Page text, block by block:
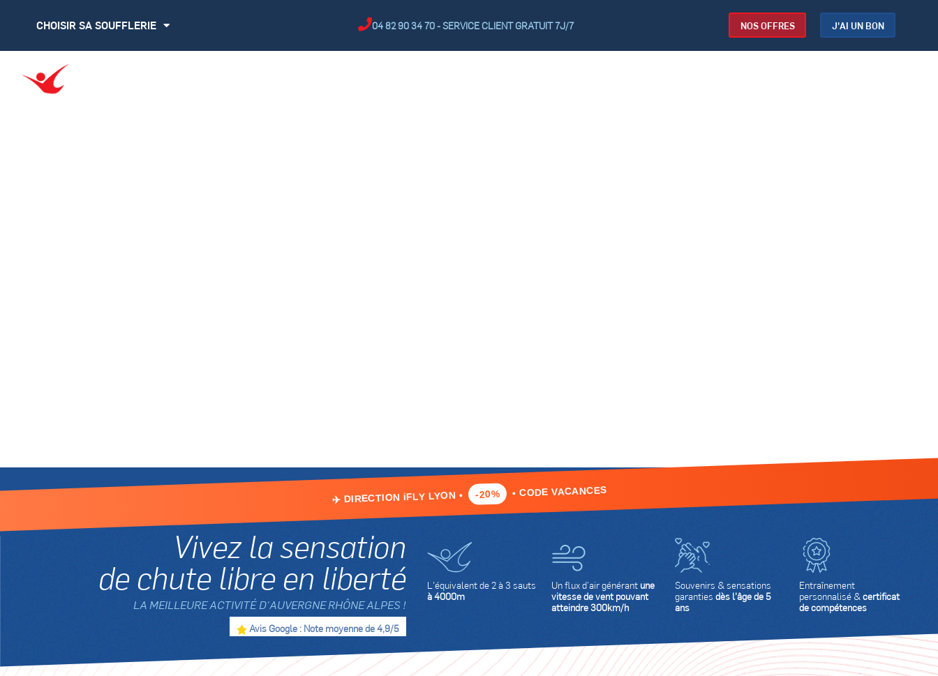
CHOISIR SA SOUFFLERIE 04 82 90 34 70 - SERVICE CLIENT GRATUIT 7J/7 NOS OFFRES J'AI UN BON
✈️ DIRECTION iFLY LYON • -20% • CODE VACANCES
Vivez la sensation
de chute libre en liberté
LA MEILLEURE ACTIVITÉ D'AUVERGNE RHÔNE ALPES !
Avis Google : Note moyenne de 4,9/5
L'équivalent de 2 à 3 sauts
à 4000m
Un flux d’air générant une
vitesse de vent pouvant
atteindre 300km/h
Souvenirs & sensations
garantiesdès l'âge de 5
ans
Entraînement
personnalisé & certificat
de compétences